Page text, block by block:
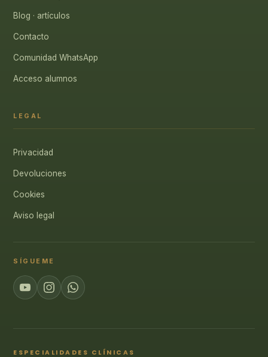
Blog · artículos
Contacto
Comunidad WhatsApp
Acceso alumnos
LEGAL
Privacidad
Devoluciones
Cookies
Aviso legal
SÍGUEME
ESPECIALIDADES CLÍNICAS